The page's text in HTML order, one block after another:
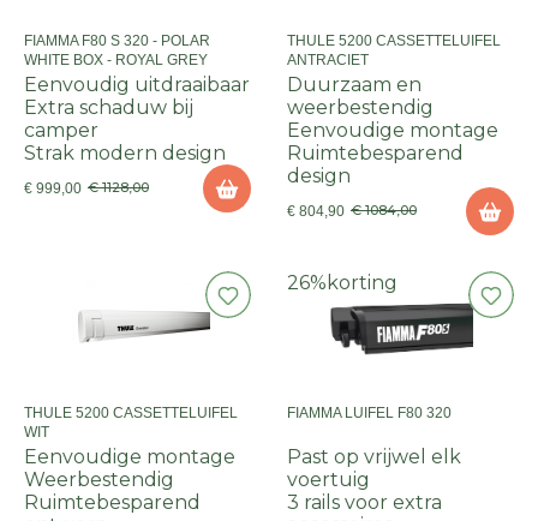
FIAMMA F80 S 320 - POLAR
WHITE BOX - ROYAL GREY
Eenvoudig uitdraaibaar
Extra schaduw bij
camper
Strak modern design
€ 999,00 € 1128,00
THULE 5200 CASSETTELUIFEL
ANTRACIET
Duurzaam en
weerbestendig
Eenvoudige montage
Ruimtebesparend
design
€ 804,90 € 1084,00
THULE 5200 CASSETTELUIFEL
WIT
Eenvoudige montage
Weerbestendig
Ruimtebesparend
26% korting
FIAMMA LUIFEL F80 320
Past op vrijwel elk
voertuig
3 rails voor extra